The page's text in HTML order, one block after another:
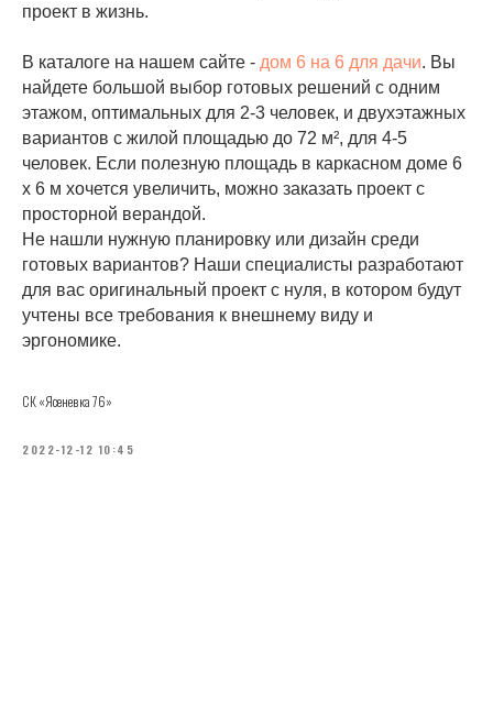
проект в жизнь.
В каталоге на нашем сайте - дом 6 на 6 для дачи. Вы
найдете большой выбор готовых решений с одним
этажом, оптимальных для 2-3 человек, и двухэтажных
вариантов с жилой площадью до 72 м², для 4-5
человек. Если полезную площадь в каркасном доме 6
х 6 м хочется увеличить, можно заказать проект с
просторной верандой.
Не нашли нужную планировку или дизайн среди
готовых вариантов? Наши специалисты разработают
для вас оригинальный проект с нуля, в котором будут
учтены все требования к внешнему виду и
эргономике.
СК «Ясеневка 76»
2022-12-12 10:45